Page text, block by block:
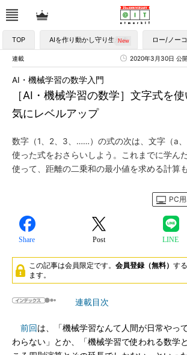
TOP AIを作り動かし守り生かす ロー/ノー
連載 2020年3月30日 公
［AI・機械学習の数学］文字式を
気にレベルアップ
AI・機械学習の数学入門
数字（1、2、3、……）の式の次は、文字（a
使った式をおさらいしよう。これまでに学ん
使って、距離の二乗和の最小値を求める計算も
PC
Share Post LINE
この記事は会員限定です。 会員登録（無料） す
ます。
連載目次
前回は、「機械学習なんて人間が日常やっ
わらない」とか、「機械学習で使われる数学